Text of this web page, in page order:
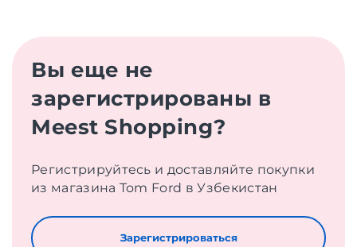
Вы еще не
зарегистрированы в
Meest Shopping?
Регистрируйтесь и доставляйте покупки
из магазина Tom Ford в Узбекистан
Зарегистрироваться